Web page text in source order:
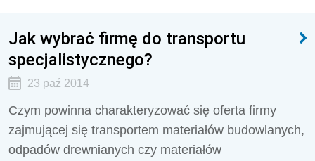
Jak wybrać firmę do transportu
specjalistycznego?
23 paź 2014
Czym powinna charakteryzować się oferta firmy
zajmującej się transportem materiałów budowlanych,
odpadów drewnianych czy materiałów